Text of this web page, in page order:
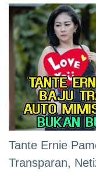
Tante Ernie
Transparan,